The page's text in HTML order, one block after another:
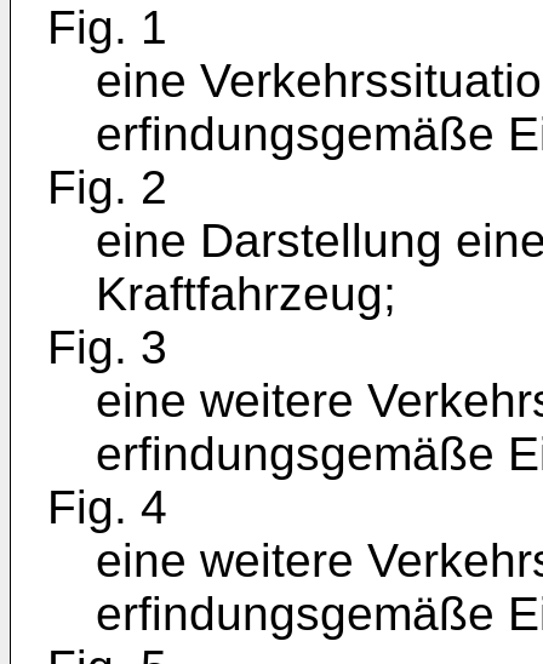
Fig. 1
eine
erfindungsgemäße
Fig. 2
eine Darstellung
Kraftfahrzeug;
Fig. 3
eine weitere
erfindungsgemäße
Fig. 4
eine weitere
erfindungsgemäße